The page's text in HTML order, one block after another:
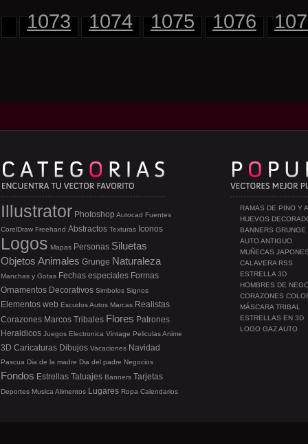
1073 1074 1075 1076
RAMAS DE PINO Y
HUEVOS
BANNERS GRUNGE
AUTO ANTIGUO
MUÑECAS
CALAVERA RSS
ESTRELLA 3D
HOMBRES DE
CORAZONES
MÁSCARA TRIBAL
ESTRELLAS EN 3D
LOGO GAZ AUTO
Illustrator Photoshop Autocad Fuentes
CorelDraw Freehand Abstractos Texturas Iconos
Logos Mapas Personas Siluetas
Objetos Animales Grunge Naturaleza
Manchas y Gotas Fechas especiales Formas
Ornamentos Decorativos Simbolos Signos
Elementos web EscudosAutos Marcas Realistas
Corazones Marcos Tribales Flores Patrones
Heraldicos Juegos Electronica Vintage PeliculasAnime
3D Caricaturas Dibujos Vacaciones Navidad
Pascua Dia de la madre Dia del padre Negocios
Fondos Estrellas Tatuajes Banners Tarjetas
Deportes Musica Alimentos Lugares Ropa Calendarios